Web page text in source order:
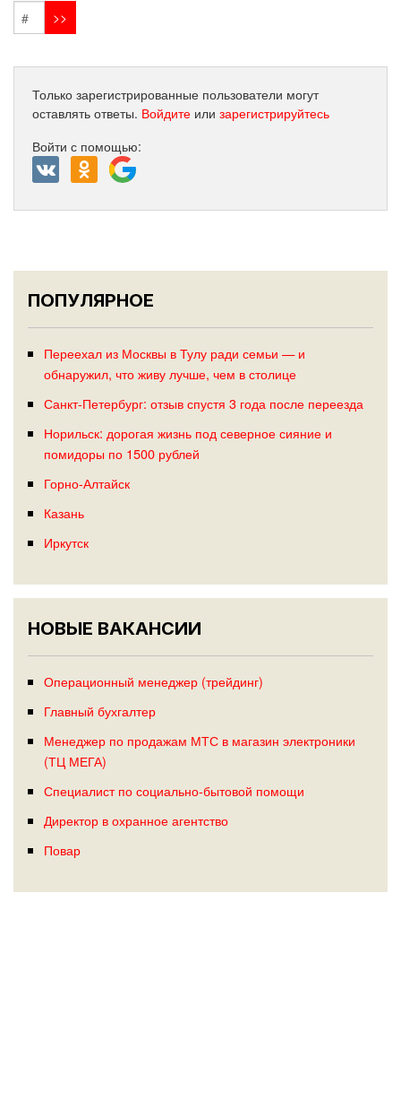
Только зарегистрированные пользователи могут
оставлять ответы. Войдите или зарегистрируйтесь
Войти с помощью:
ПОПУЛЯРНОЕ
Переехал из Москвы в Тулу ради семьи — и
обнаружил, что живу лучше, чем в столице
Санкт-Петербург: отзыв спустя 3 года после переезда
Норильск: дорогая жизнь под северное сияние и
помидоры по 1500 рублей
Горно-Алтайск
Казань
Иркутск
НОВЫЕ ВАКАНСИИ
Операционный менеджер (трейдинг)
Главный бухгалтер
Менеджер по продажам МТС в магазин электроники
(ТЦ МЕГА)
Специалист по социально‑бытовой помощи
Директор в охранное агентство
Повар